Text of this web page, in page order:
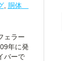
, 胴体
ェラー
年に発
バーで